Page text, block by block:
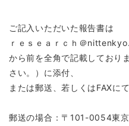
ご記入いただいた報告書は
ｒｅｓｅａｒｃｈ＠
から前を全角で記載しており
さい。）に添付、
または郵送、若しくはFAXに
郵送の場合：〒101-0054東